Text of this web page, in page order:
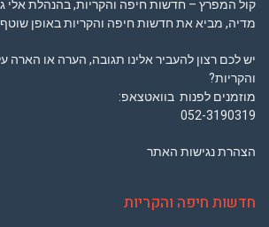
קול המפרץ – חדשות חיפה והקריות, בהנהלת אלי
מדיה, מביא את חדשות חיפה והקריות באופן
יש לכם רצון להעביר אלינו תגובה, הערה או הארה
והקריות?
מוזמנים לפנות בוואטצאפ:
052-3190319
הצהרת נגישות האתר
חדשות חיפה והקריות